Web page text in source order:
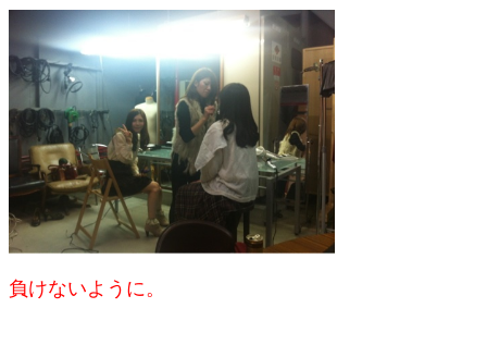
負けないように。